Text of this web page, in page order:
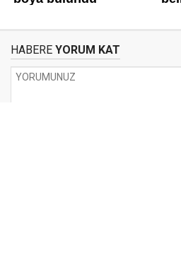
HABERE YORUM KAT